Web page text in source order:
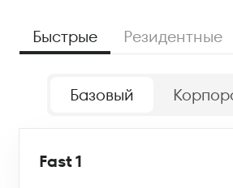
Быстрые Резидентные
Базовый
Fast 1